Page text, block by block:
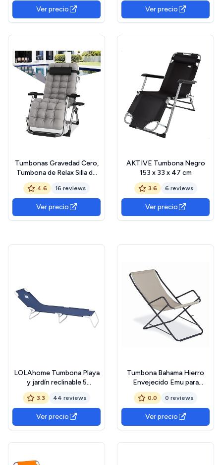
textoline, Muebles de jardín
para Exteriores, Asientos
Interiores, tumbonas,
Ver precio
Terraza,Camping.Carga
Máxima 200kg (A-con Cojín
Negro, Set de 1)
Ver precio
Tumbonas Gravedad Cero,
Tumbona de Relax Silla de
Jardín Plegable, para Playa,
Piscina,
Terraza,Camping.Carga
Máxima 200kg (A-con Cojín
Gris, Set de 1)
4.6 16 reviews
Ver precio
AKTIVE Tumbona Negro
153 x 33 x 47 cm
3.6 6 reviews
Ver precio
LOLAhome Tumbona Playa
y jardín reclinable 5
Posiciones Convertible en
Cama, Plegable, Estructura
Acero Pintura Epoxi
anticorrosión, Tejido
loneta Oxford 600 D
3.3 44 reviews
Ver precio
Tumbona Bahama Hierro
Envejecido Emu para
muebles exterior jardín casa
0.0 0 reviews
Ver precio